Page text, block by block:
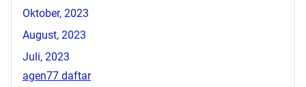
Oktober, 2023
August, 2023
Juli, 2023
agen77 daftar